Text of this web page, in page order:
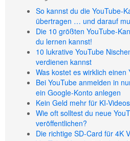
So kannst du die YouTube-
übertragen … und darauf
Die 10 größten YouTube-
du lernen kannst!
10 lukrative YouTube
verdienen kannst
Was kostet es wirklich
Bei YouTube anmelden in
ein Google-Konto anlegen
Kein Geld mehr für KI-
Wie oft solltest du neue
veröffentlichen?
Die richtige SD-Card für 4K